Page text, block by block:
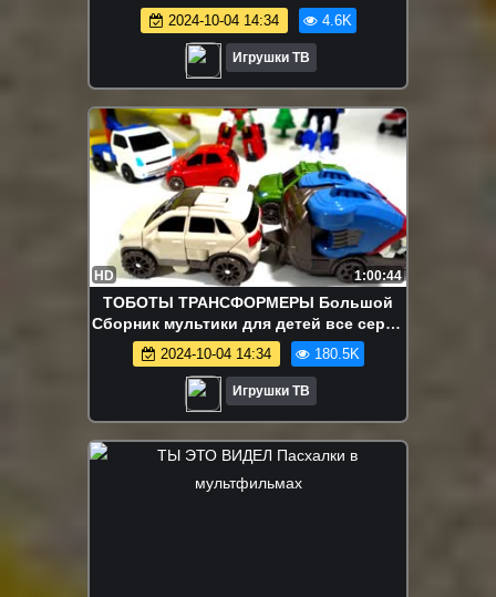
Мультики для детей Игрушки PAW
2024-10-04 14:34 4.6K
Игрушки ТВ
HD 1:00:44
ТОБОТЫ ТРАНСФОРМЕРЫ Большой
Cборник мультики для детей все серии
подряд Битва Тоботов Трансформеров
2024-10-04 14:34 180.5K
Игрушки ТВ